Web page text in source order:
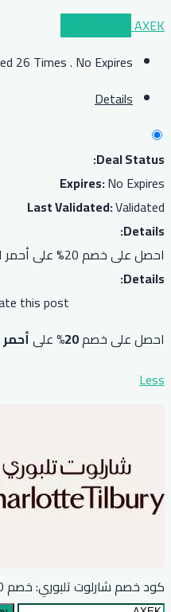
AXEK
26 Times. No Expires
Details
Deal Status:
Expires:No Expires
Last Validated:Validated
Details:
احصل على خصم 20% على أحمر الشفاه و
Details:
this post
احصل على خصم20% على
Less
كود خصم شارلوت تلبوري: خصم 20% على أحمر الشفاه وكريم الأساس